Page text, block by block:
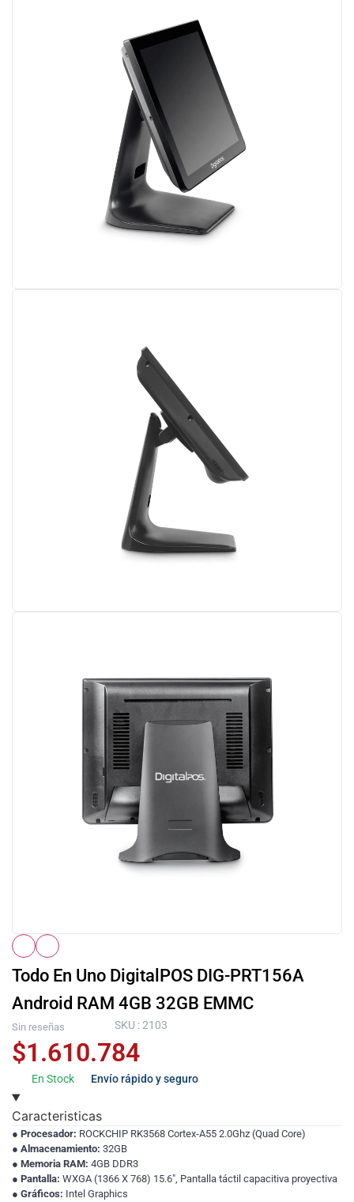
Todo En Uno DigitalPOS DIG-PRT156A
Android RAM 4GB 32GB EMMC
Sin reseñas SKU : 2103
$1.610.784
En Stock Envío rápido y seguro
Caracteristicas
● Procesador: ROCKCHIP RK3568 Cortex-A55 2.0Ghz (Quad Core)
● Almacenamiento: 32GB
● Memoria RAM: 4GB DDR3
● Pantalla: WXGA (1366 X 768) 15.6″, Pantalla táctil capacitiva proyectiva
● Gráficos: Intel Graphics